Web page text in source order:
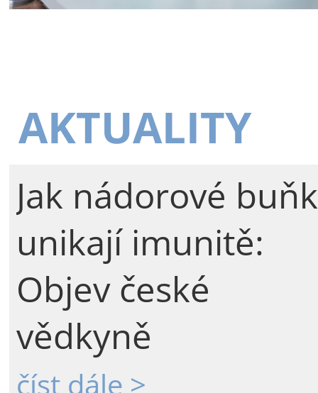
AKTUALITY
Jak nádorové
unikají imunitě:
Objev české
vědkyně
číst dále >